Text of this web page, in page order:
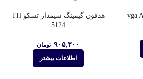
هدفون گیمینگ سیمدار تسکو TH
5124
۹۰۵,۳۰۰ تومان
اطلاعات بیشتر